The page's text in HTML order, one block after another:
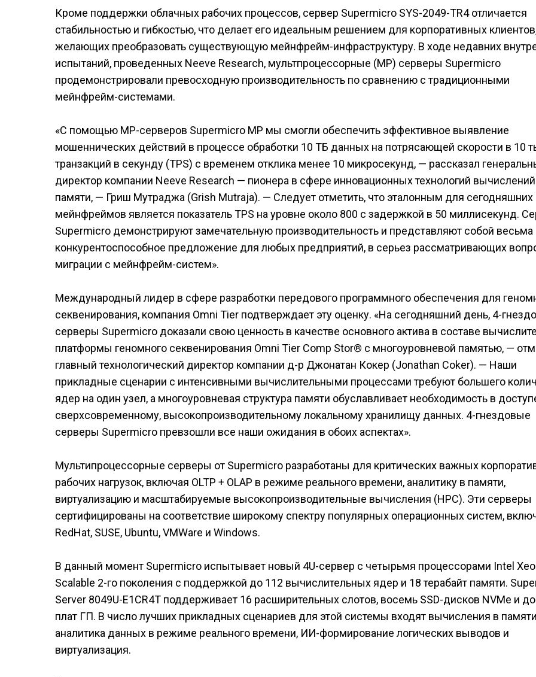
Кроме поддержки облачных рабочих процессов, сервер Supermicro SYS-2049-TR4 отличается
стабильностью и гибкостью, что делает его идеальным решением для корпоративных
желающих преобразовать существующую мейнфрейм-инфраструктуру. В ходе недавних
испытаний, проведенных Neeve Research, мультпроцессорные (МР) серверы Supermicro
продемонстрировали превосходную производительность по сравнению с традиционными
мейнфрейм-системами.
«С помощью МР-серверов Supermicro MP мы смогли обеспечить эффективное выявление
мошеннических действий в процессе обработки 10 ТБ данных на потрясающей скорости в 10
транзакций в секунду (TPS) с временем отклика менее 10 микросекунд, — рассказал
директор компании Neeve Research — пионера в сфере инновационных технологий
памяти, — Гриш Мутраджа (Grish Mutraja). — Следует отметить, что эталонным для сегодняшних
мейнфреймов является показатель TPS на уровне около 800 с задержкой в 50 миллисекунд.
Supermicro демонстрируют замечательную производительность и представляют собой весьма
конкурентоспособное предложение для любых предприятий, в серьез рассматривающих
миграции с мейнфрейм-систем».
Международный лидер в сфере разработки передового программного обеспечения для
секвенирования, компания Omni Tier подтверждает эту оценку. «На сегодняшний день, 4-
серверы Supermicrо доказали свою ценность в качестве основного актива в составе
платформы геномного секвенирования Omni Tier Comp Stor® с многоуровневой памятью, —
главный технологический директор компании д-р Джонатан Кокер (Jonathan Coker). — Наши
прикладные сценарии с интенсивными вычислительными процессами требуют большего
ядер на один узел, а многоуровневая структура памяти обуславливает необходимость в
сверхсовременному, высокопроизводительному локальному хранилищу данных. 4-гнездовые
серверы Supermicro превзошли все наши ожидания в обоих аспектах».
Мультипроцессорные серверы от Supermicro разработаны для критических важных
рабочих нагрузок, включая OLTP + OLAP в режиме реального времени, аналитику в памяти,
виртуализацию и масштабируемые высокопроизводительные вычисления (НРС). Эти серверы
сертифицированы на соответствие широкому спектру популярных операционных систем,
RedHat, SUSE, Ubuntu, VMWare и Windows.
В данный момент Supermicro испытывает новый 4U-сервер с четырьмя процессорами Intel
Scalable 2-го поколения с поддержкой до 112 вычислительных ядер и 18 терабайт памяти.
Server 8049U-E1CR4T поддерживает 16 расширительных слотов, восемь SSD-дисков NVMe и
плат ГП. В число лучших прикладных сценариев для этой системы входят вычисления в
аналитика данных в режиме реального времени, ИИ-формирование логических выводов и
виртуализация.